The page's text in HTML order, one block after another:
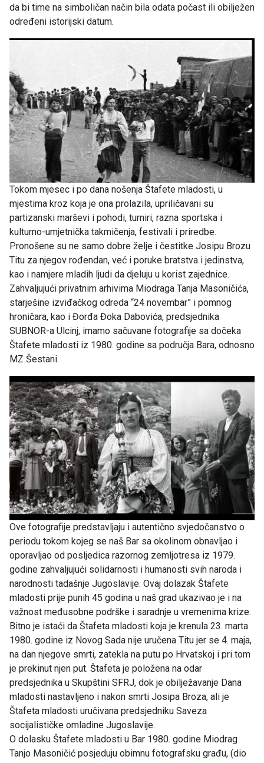
da bi time na simboličan način bila odata počast ili obilježen
određeni istorijski datum.
Tokom mjesec i po dana nošenja Štafete mladosti, u
mjestima kroz koja je ona prolazila, upriličavani su
partizanski marševi i pohodi, turniri, razna sportska i
kulturno-umjetnička takmičenja, festivali i priredbe.
Pronošene su ne samo dobre želje i čestitke Josipu Brozu
Titu za njegov rođendan, već i poruke bratstva i jedinstva,
kao i namjere mladih ljudi da djeluju u korist zajednice.
Zahvaljujući privatnim arhivima Miodraga Tanja Masoničića,
starješine izviđačkog odreda “24 novembar” i pomnog
hroničara, kao i Đorđa Đoka Dabovića, predsjednika
SUBNOR-a Ulcinj, imamo sačuvane fotografije sa dočeka
Štafete mladosti iz 1980. godine sa područja Bara, odnosno
MZ Šestani.
Ove fotografije predstavljaju i autentično svjedočanstvo o
periodu tokom kojeg se naš Bar sa okolinom obnavljao i
oporavljao od posljedica razornog zemljotresa iz 1979.
godine zahvaljujući solidarnosti i humanosti svih naroda i
narodnosti tadašnje Jugoslavije. Ovaj dolazak Štafete
mladosti prije punih 45 godina u naš grad ukazivao je i na
važnost međusobne podrške i saradnje u vremenima krize.
Bitno je istaći da Štafeta mladosti koja je krenula 23. marta
1980. godine iz Novog Sada nije uručena Titu jer se 4. maja,
na dan njegove smrti, zatekla na putu po Hrvatskoj i pri tom
je prekinut njen put. Štafeta je položena na odar
predsjednika u Skupštini SFRJ, dok je obilježavanje Dana
mladosti nastavljeno i nakon smrti Josipa Broza, ali je
Štafeta mladosti uručivana predsjedniku Saveza
socijalističke omladine Jugoslavije.
O dolasku Štafete mladosti u Bar 1980. godine Miodrag
Tanjo Masoničić posjeduju obimnu fotografsku građu, (dio